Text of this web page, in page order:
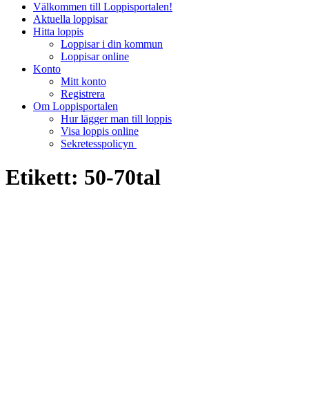
Välkommen till Loppisportalen!
Aktuella loppisar
Hitta loppis
Loppisar i din kommun
Loppisar online
Konto
Mitt konto
Registrera
Om Loppisportalen
Hur lägger man till loppis
Visa loppis online
Sekretesspolicyn
Etikett: 50-70tal